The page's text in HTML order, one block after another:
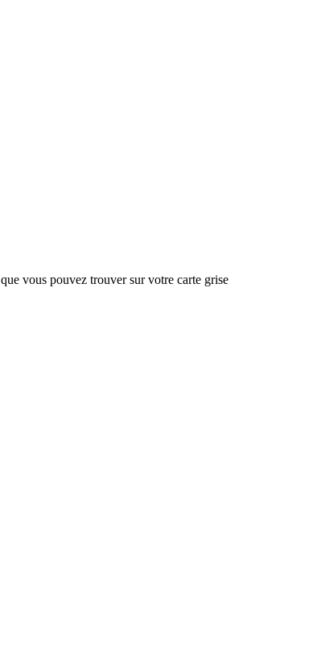
que vous pouvez trouver sur votre carte grise